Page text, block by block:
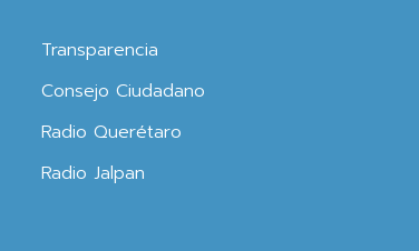
Transparencia
Consejo Ciudadano
Radio Querétaro
Radio Jalpan